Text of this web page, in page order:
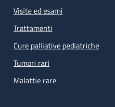
Visite ed esami
Trattamenti
Cure palliative pediatriche
Tumori rari
Malattie rare